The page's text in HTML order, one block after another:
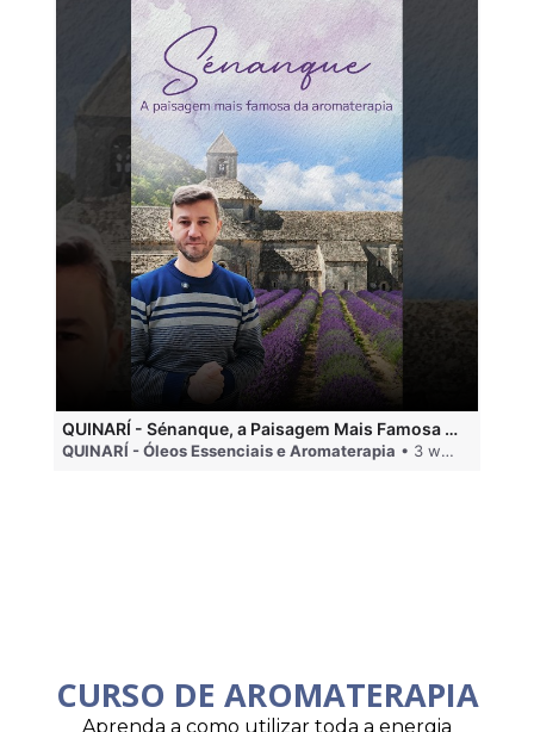
QUINARÍ - Sénanque, a Paisagem Mais Famosa da Aromaterapia
QUINARÍ - Óleos Essenciais e Aromaterapia • 3 weeks ago
CURSO DE AROMATERAPIA
Aprenda a como utilizar toda a energia